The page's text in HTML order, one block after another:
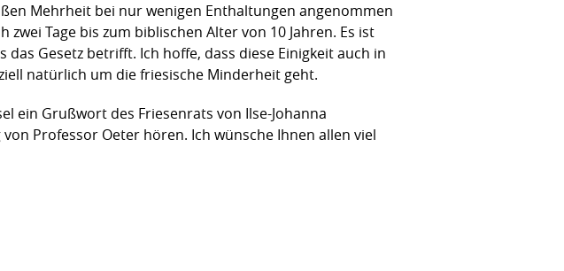
Mehrheit bei nur wenigen Enthaltungen angenommen
Tage bis zum biblischen Alter von 10 Jahren. Es ist
Gesetz betrifft. Ich hoffe, dass diese Einigkeit auch in
natürlich um die friesische Minderheit geht.
ein Grußwort des Friesenrats von Ilse-Johanna
Professor Oeter hören. Ich wünsche Ihnen allen viel